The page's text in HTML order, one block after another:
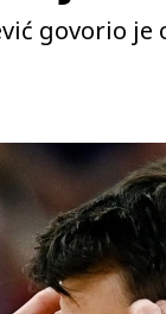
govorio je